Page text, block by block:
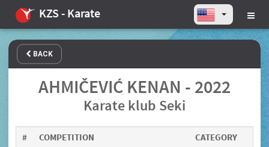
KZS - Karate
BACK
AHMIČEVIĆ KENAN - 2022
Karate klub Seki
# COMPETITION CATEGORY